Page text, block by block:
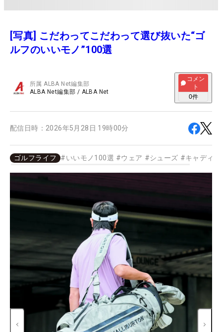
[写真] こだわってこだわって選び抜いた“ゴ
ルフのいいモノ”100選
所属ALBA Net編集部
ALBA Net編集部 / ALBA Net
コメン
ト
0件
配信日時： 2026年5月28日 19時00分
ゴルフライフ #いいモノ100選 #ウェア #シューズ #キャディ